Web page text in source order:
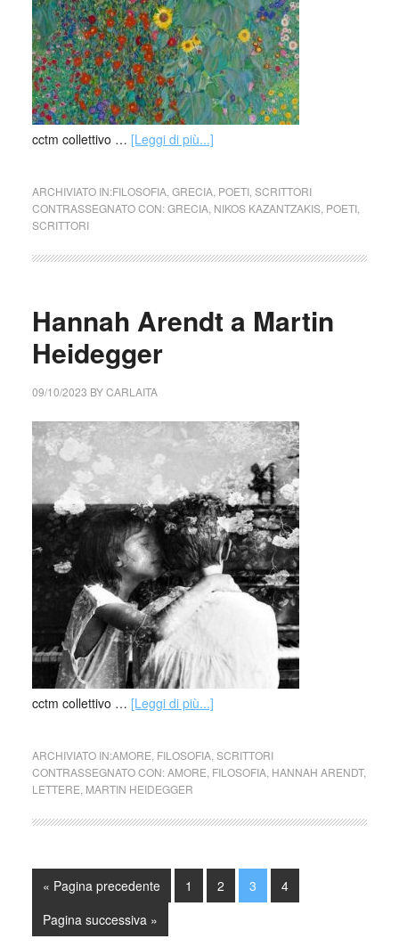
cctm collettivo … [Leggi di più...]
ARCHIVIATO IN:FILOSOFIA, GRECIA, POETI, SCRITTORI
CONTRASSEGNATO CON:GRECIA, NIKOS KAZANTZAKIS, POETI,
SCRITTORI
Hannah Arendt a Martin
Heidegger
09/10/2023 BYCARLAITA
cctm collettivo … [Leggi di più...]
ARCHIVIATO IN:AMORE FILOSOFIA, SCRITTORI
CONTRASSEGNATO CON:AMORE FILOSOFIA, HANNAH ARENDT,
LETTERE MARTIN HEIDEGGER
« Pagina precedente 1 2 3
4
Pagina successiva »